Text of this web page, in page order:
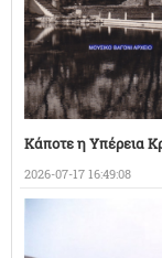
Κάποτε η Υπέρεια
2026-07-17 16:49:08